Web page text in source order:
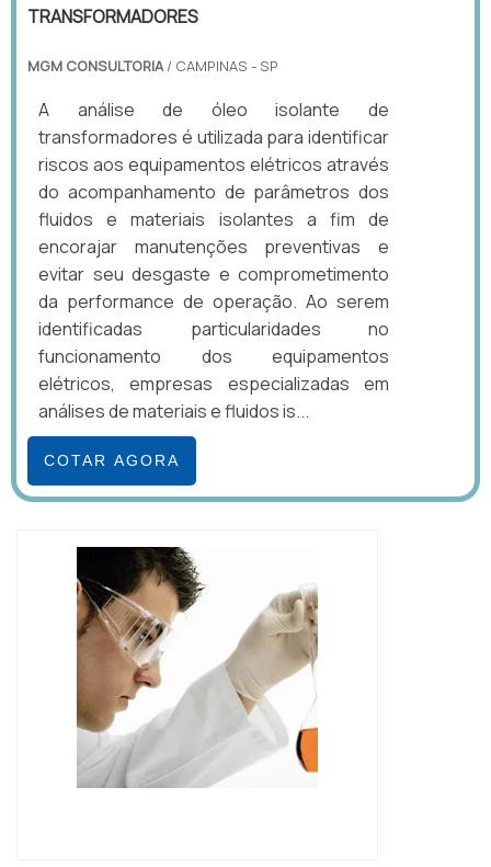
TRANSFORMADORES
MGM CONSULTORIA/ CAMPINAS - SP
A análise de óleo isolante de
transformadores é utilizada para identificar
riscos aos equipamentos elétricos através
do acompanhamento de parâmetros dos
fluidos e materiais isolantes a fim de
encorajar manutenções preventivas e
evitar seu desgaste e comprometimento
da performance de operação. Ao serem
identificadas particularidades no
funcionamento dos equipamentos
elétricos, empresas especializadas em
análises de materiais e fluidos is...
COTAR AGORA